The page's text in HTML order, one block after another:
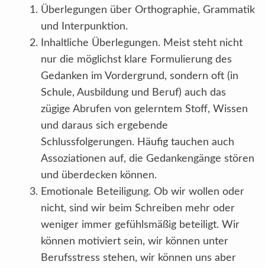
Überlegungen über Orthographie, Grammatik
und Interpunktion.
Inhaltliche Überlegungen. Meist steht nicht
nur die möglichst klare Formulierung des
Gedanken im Vordergrund, sondern oft (in
Schule, Ausbildung und Beruf) auch das
zügige Abrufen von gelerntem Stoff, Wissen
und daraus sich ergebende
Schlussfolgerungen. Häufig tauchen auch
Assoziationen auf, die Gedankengänge stören
und überdecken können.
Emotionale Beteiligung. Ob wir wollen oder
nicht, sind wir beim Schreiben mehr oder
weniger immer gefühlsmäßig beteiligt. Wir
können motiviert sein, wir können unter
Berufsstress stehen, wir können uns aber